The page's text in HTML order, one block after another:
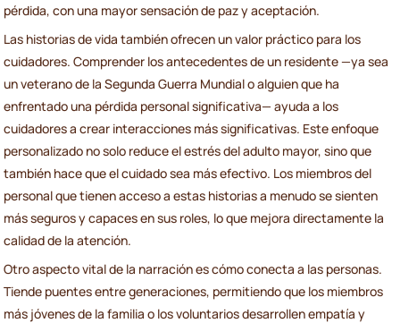
pérdida, con una mayor sensación de paz y aceptación.
Las historias de vida también ofrecen un valor práctico para los
cuidadores. Comprender los antecedentes de un residente —ya sea
un veterano de la Segunda Guerra Mundial o alguien que ha
enfrentado una pérdida personal significativa— ayuda a los
cuidadores a crear interacciones más significativas. Este enfoque
personalizado no solo reduce el estrés del adulto mayor, sino que
también hace que el cuidado sea más efectivo. Los miembros del
personal que tienen acceso a estas historias a menudo se sienten
más seguros y capaces en sus roles, lo que mejora directamente la
calidad de la atención.
Otro aspecto vital de la narración es cómo conecta a las personas.
Tiende puentes entre generaciones, permitiendo que los miembros
más jóvenes de la familia o los voluntarios desarrollen empatía y